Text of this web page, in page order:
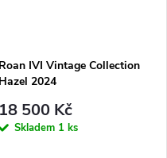
Roan IVI Vintage Collection
Hazel 2024
18 500 Kč
Skladem 1 ks